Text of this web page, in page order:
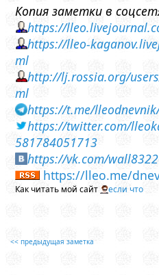
Копия заметки в
https://
https://lleo-
ml
http://lj.rossia.org/
ml
https://t.me/
https://twitter.com/
581784051713
https://vk.com/
https://lleo.me/
Как читать мой сайт если что
<< предыдущая заметка